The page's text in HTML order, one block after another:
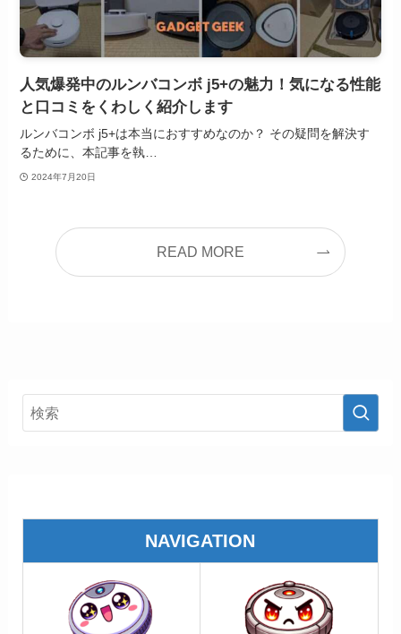
人気爆発中のルンバコンボ j5+の魅力！気になる性能
と口コミをくわしく紹介します
ルンバコンボ j5+は本当におすすめなのか？ その疑問を解決す
るために、本記事を執…
2024年7月20日
READ MORE
NAVIGATION